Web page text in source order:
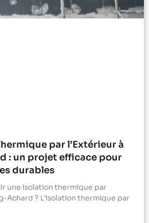
par l’Extérieur à
: un projet efficace pour
durables
une isolation thermique par
Achard ? L’isolation thermique par